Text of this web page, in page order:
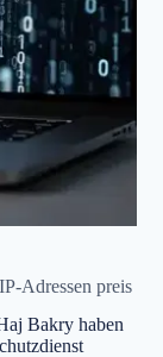
Adressen preis
Bakry haben